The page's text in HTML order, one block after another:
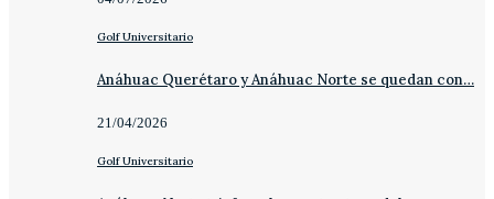
Golf Universitario
Anáhuac Querétaro y Anáhuac Norte se quedan con…
21/04/2026
Golf Universitario